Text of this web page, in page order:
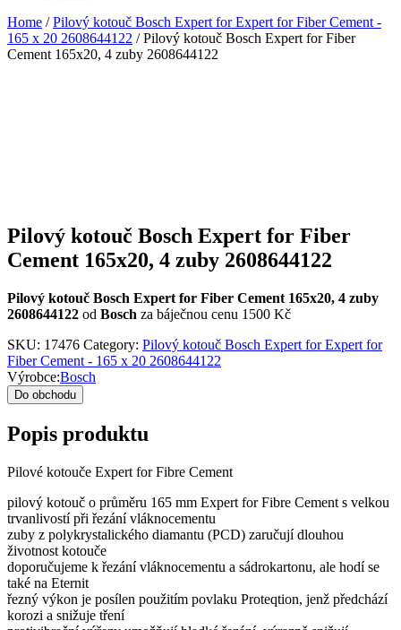
Home /Pilový kotouč Bosch Expert for Expert for Fiber Cement -
165 x 20 2608644122 / Pilový kotouč Bosch Expert for Fiber
Cement 165x20, 4 zuby 2608644122
Pilový kotouč Bosch Expert for Fiber
Cement 165x20, 4 zuby 2608644122
Pilový kotouč Bosch Expert for Fiber Cement 165x20, 4 zuby
2608644122 od Bosch za báječnou cenu 1500 Kč
SKU: 17476 Category: Pilový kotouč Bosch Expert for Expert for
Fiber Cement - 165 x 20 2608644122
Výrobce:Bosch
Do obchodu
Popis produktu
Pilové kotouče Expert for Fibre Cement
pilový kotouč o průměru 165 mm Expert for Fibre Cement s velkou
trvanlivostí při řezání vláknocementu
zuby z polykrystalického diamantu (PCD) zaručují dlouhou
životnost kotouče
doporučujeme k řezání vláknocementu a sádrokartonu, ale hodí se
také na Eternit
řezný výkon je posílen použitím povlaku Proteqtion, jenž předchází
korozi a snižuje tření